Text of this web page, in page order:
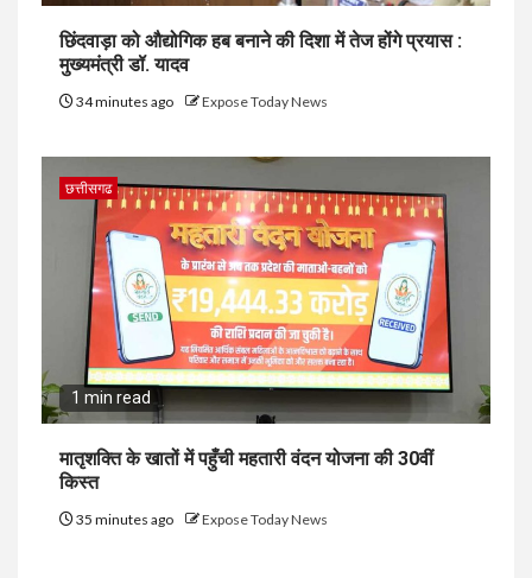
छिंदवाड़ा को औद्योगिक हब बनाने की दिशा में तेज होंगे प्रयास :
मुख्यमंत्री डॉ. यादव
34 minutes ago Expose Today News
छत्तीसगढ
1 min read
मातृशक्ति के खातों में पहुँची महतारी वंदन योजना की 30वीं
किस्त
35 minutes ago Expose Today News